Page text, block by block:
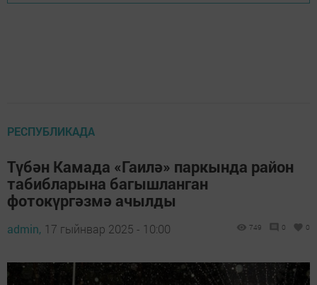
РЕСПУБЛИКАДА
Түбән Камада «Гаилә» паркында район
табибларына багышланган
фотокүргәзмә ачылды
admin, 17 гыйнвар 2025 - 10:00 749 0 0